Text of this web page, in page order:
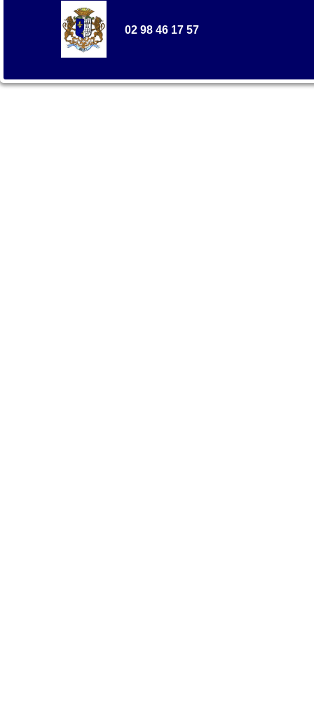
02 98 46 17 57